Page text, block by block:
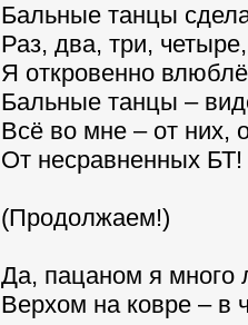
Бальные танцы
Раз, два, три, четыре,
Я откровенно
Бальные танцы –
Всё во мне – от них,
От несравненных БТ!
(Продолжаем!)
Да, пацаном я много
Верхом на ковре – в